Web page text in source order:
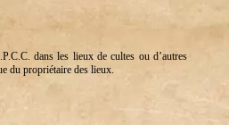
dans les lieux de cultes ou d’autres
du propriétaire des lieux.